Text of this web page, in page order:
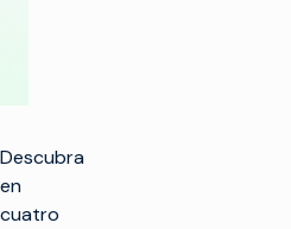
Descubra
en
cuatro